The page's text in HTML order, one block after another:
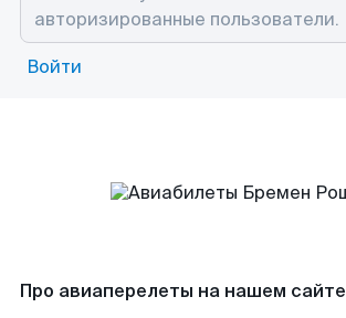
Войти
Про авиаперелеты на нашем сайте